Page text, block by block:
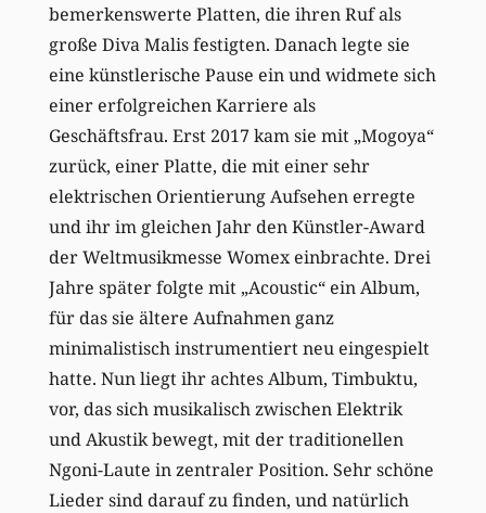
bemerkenswerte Platten, die ihren Ruf als
große Diva Malis festigten. Danach legte sie
eine künstlerische Pause ein und widmete sich
einer erfolgreichen Karriere als
Geschäftsfrau. Erst 2017 kam sie mit „Mogoya“
zurück, einer Platte, die mit einer sehr
elektrischen Orientierung Aufsehen erregte
und ihr im gleichen Jahr den Künstler-Award
der Weltmusikmesse Womex einbrachte. Drei
Jahre später folgte mit „Acoustic“ ein Album,
für das sie ältere Aufnahmen ganz
minimalistisch instrumentiert neu eingespielt
hatte. Nun liegt ihr achtes Album, Timbuktu,
vor, das sich musikalisch zwischen Elektrik
und Akustik bewegt, mit der traditionellen
Ngoni-Laute in zentraler Position. Sehr schöne
Lieder sind darauf zu finden, und natürlich